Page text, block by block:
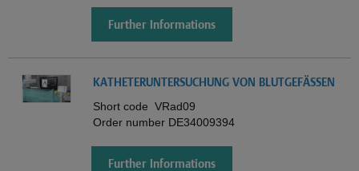
Further Informations
KATHETERUNTERSUCHUNG VON BLUTGEFÄSSEN
Short code VRad09
Order number DE34009394
Further Informations